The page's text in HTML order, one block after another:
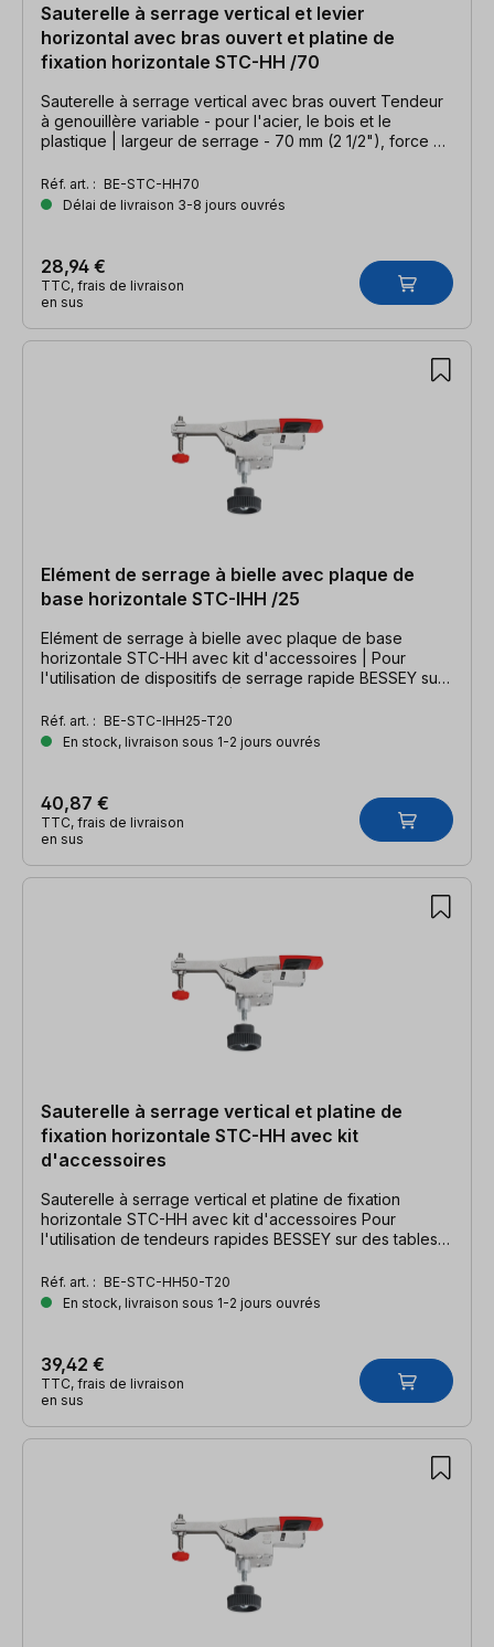
Sauterelle à serrage vertical et levier
horizontal avec bras ouvert et platine de
fixation horizontale STC-HH /70
Sauterelle à serrage vertical avec bras ouvert Tendeur
à genouillère variable - pour l'acier, le bois et le
plastique | largeur de serrage - 70 mm (2 1/2"), force de
Réf. art. : BE-STC-HH70
Délai de livraison 3-8 jours ouvrés
28,94 €
TTC, frais de livraison
en sus
Elément de serrage à bielle avec plaque de
base horizontale STC-IHH /25
Elément de serrage à bielle avec plaque de base
horizontale STC-HH avec kit d'accessoires | Pour
l'utilisation de dispositifs de serrage rapide BESSEY sur
force de serrage 2500 N.
Réf. art. : BE-STC-IHH25-T20
En stock, livraison sous 1-2 jours ouvrés
40,87 €
TTC, frais de livraison
en sus
Sauterelle à serrage vertical et platine de
fixation horizontale STC-HH avec kit
d'accessoires
Sauterelle à serrage vertical et platine de fixation
horizontale STC-HH avec kit d'accessoires Pour
l'utilisation de tendeurs rapides BESSEY sur des tables
serrage 2500 N.
Réf. art. : BE-STC-HH50-T20
En stock, livraison sous 1-2 jours ouvrés
39,42 €
TTC, frais de livraison
en sus